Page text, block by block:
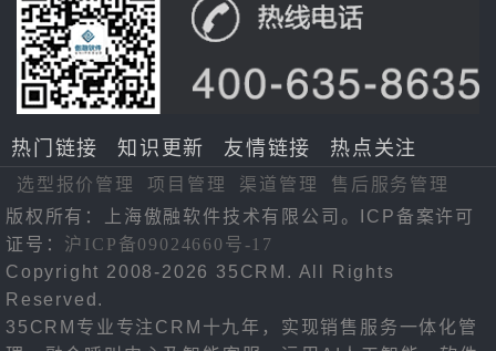
热门链接 知识更新 友情链接 热点关注
选型报价管理 项目管理 渠道管理
售后服务管理
版权所有：上海傲融软件技术有限公司。ICP备案许可
证号： 沪ICP备09024660号-17
Copyright 2008-2026 35CRM. All Rights
Reserved.
35CRM专业专注CRM十九年，实现销售服务一体化管